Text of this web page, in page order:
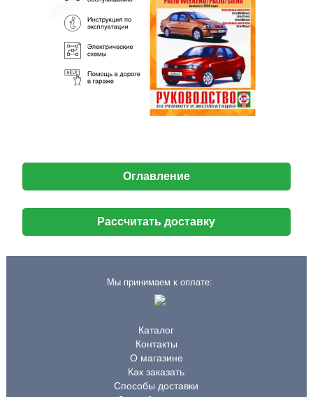
Оглавление
Рассчитать доставку
Мы принимаем к оплате:
Каталог
Контакты
О магазине
Как заказать
Способы доставки